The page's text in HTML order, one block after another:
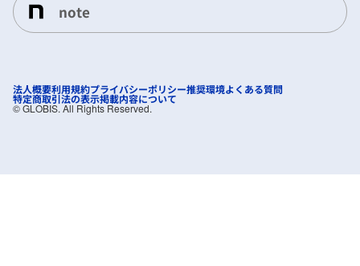
note
法人概要利用規約プライバシーポリシー推奨環境よくある質問
特定商取引法の表示掲載内容について
©︎ GLOBIS. All Rights Reserved.